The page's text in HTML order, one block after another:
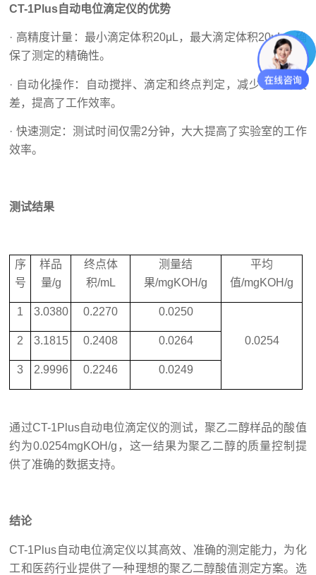
CT-1Plus自动电位滴定仪的优势
· 高精度计量：最小滴定体积20μL，最大滴定体积20μL，确
保了测定的精确性。
· 自动化操作：自动搅拌、滴定和终点判定，减少了人为误
差，提高了工作效率。
· 快速测定：测试时间仅需2分钟，大大提高了实验室的工作
效率。
测试结果
序
号
样品
量/g
终点体
积/mL
测量结
果/mgKOH/g
平均
值/mgKOH/g
1 3.0380 0.2270 0.0250
0.0254
2 3.1815 0.2408 0.0264
3 2.9996 0.2246 0.0249
通过CT-1Plus自动电位滴定仪的测试，聚乙二醇样品的酸值
约为0.0254mgKOH/g，这一结果为聚乙二醇的质量控制提
供了准确的数据支持。
结论
CT-1Plus自动电位滴定仪以其高效、准确的测定能力，为化
工和医药行业提供了一种理想的聚乙二醇酸值测定方案。选